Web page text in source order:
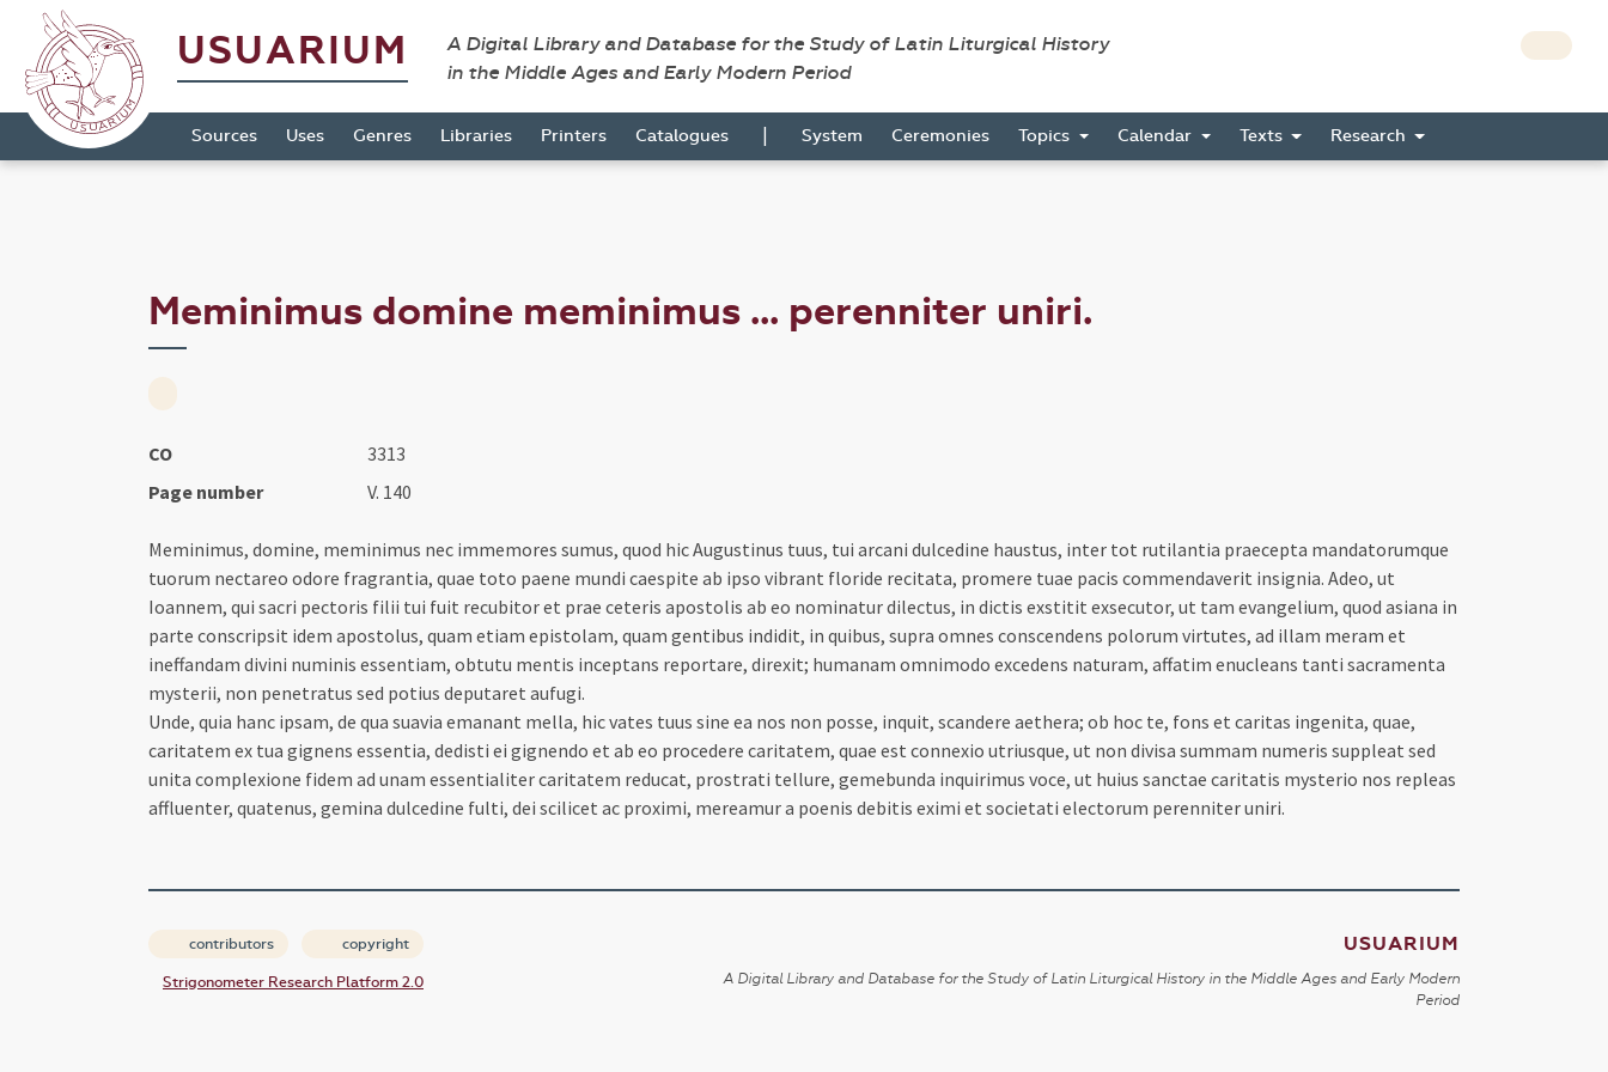
USUARIUM
A Digital Library and Database for the Study of Latin Liturgical History
in the Middle Ages and Early Modern Period
Sources Uses Genres Libraries Printers Catalogues | System Ceremonies Topics Calendar Texts Research
Meminimus domine meminimus ... perenniter uniri.
CO
3313
Page number
V. 140
Meminimus, domine, meminimus nec immemores sumus, quod hic Augustinus tuus, tui arcani dulcedine haustus, inter tot rutilantia praecepta mandatorumque
tuorum nectareo odore fragrantia, quae toto paene mundi caespite ab ipso vibrant floride recitata, promere tuae pacis commendaverit insignia. Adeo, ut
Ioannem, qui sacri pectoris filii tui fuit recubitor et prae ceteris apostolis ab eo nominatur dilectus, in dictis exstitit exsecutor, ut tam evangelium, quod asiana in
parte conscripsit idem apostolus, quam etiam epistolam, quam gentibus indidit, in quibus, supra omnes conscendens polorum virtutes, ad illam meram et
ineffandam divini numinis essentiam, obtutu mentis inceptans reportare, direxit; humanam omnimodo excedens naturam, affatim enucleans tanti sacramenta
mysterii, non penetratus sed potius deputaret aufugi.
Unde, quia hanc ipsam, de qua suavia emanant mella, hic vates tuus sine ea nos non posse, inquit, scandere aethera; ob hoc te, fons et caritas ingenita, quae,
caritatem ex tua gignens essentia, dedisti ei gignendo et ab eo procedere caritatem, quae est connexio utriusque, ut non divisa summam numeris suppleat sed
unita complexione fidem ad unam essentialiter caritatem reducat, prostrati tellure, gemebunda inquirimus voce, ut huius sanctae caritatis mysterio nos repleas
affluenter, quatenus, gemina dulcedine fulti, dei scilicet ac proximi, mereamur a poenis debitis eximi et societati electorum perenniter uniri.
contributors copyright
Strigonometer Research Platform 2.0
USUARIUM
A Digital Library and Database for the Study of Latin Liturgical History in the Middle Ages and Early Modern
Period